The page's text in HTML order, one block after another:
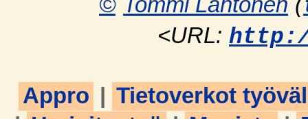
© Tommi Lahtonen (
<URL:
Appro
Tietoverkot